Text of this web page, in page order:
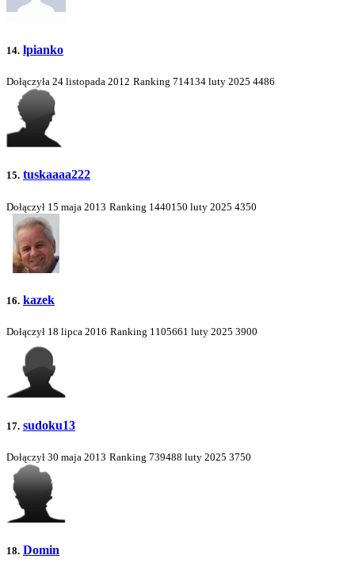
14. lpianko
Dołączyła 24 listopada 2012 Ranking 714134 luty 2025 4486
15. tuskaaaa222
Dołączył 15 maja 2013 Ranking 1440150 luty 2025 4350
16. kazek
Dołączył 18 lipca 2016 Ranking 1105661 luty 2025 3900
17. sudoku13
Dołączył 30 maja 2013 Ranking 739488 luty 2025 3750
18. Domin